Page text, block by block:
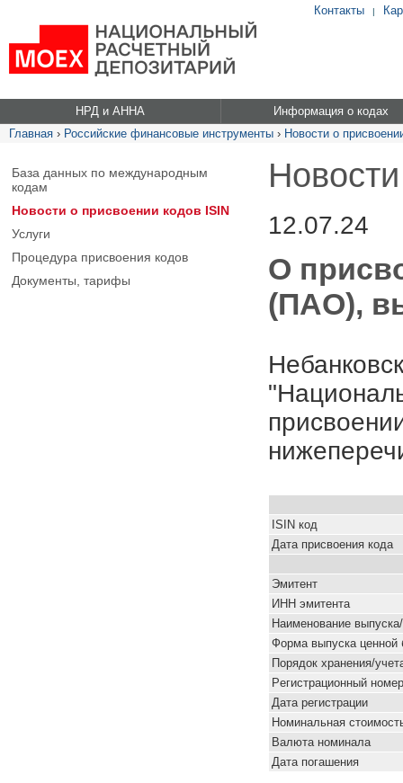
Контакты |
НРД и АННА
Информация о кодах
Главная › Российские финансовые инструменты › Новости о
База данных по международным
кодам
Новости о присвоении кодов ISIN
Услуги
Процедура присвоения кодов
Документы, тарифы
12.07.24
О
(ПАО),
ISIN код
Дата присвоения кода
Эмитент
ИНН эмитента
Наименование
Форма выпуска ценной
Порядок хранения/
Pегистрационный номер
Дата регистрации
Номинальная
Валюта номинала
Дата погашения